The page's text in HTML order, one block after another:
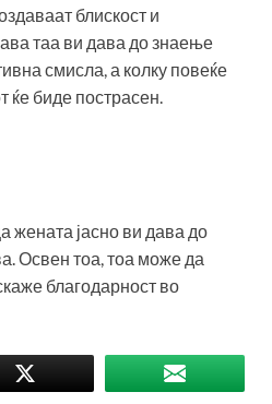
блискост и
таа ви дава до знаење
смисла, а колку повеќе
ќе биде пострасен.
жената јасно ви дава до
Освен тоа, тоа може да
благодарност во